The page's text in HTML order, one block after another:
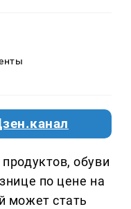
обуви
по цене на
может стать